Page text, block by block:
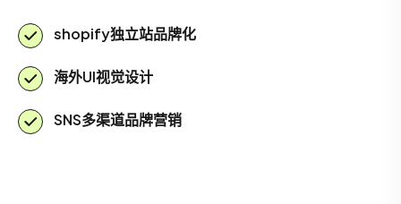
shopify独立站品牌化
海外UI视觉设计
SNS多渠道品牌营销